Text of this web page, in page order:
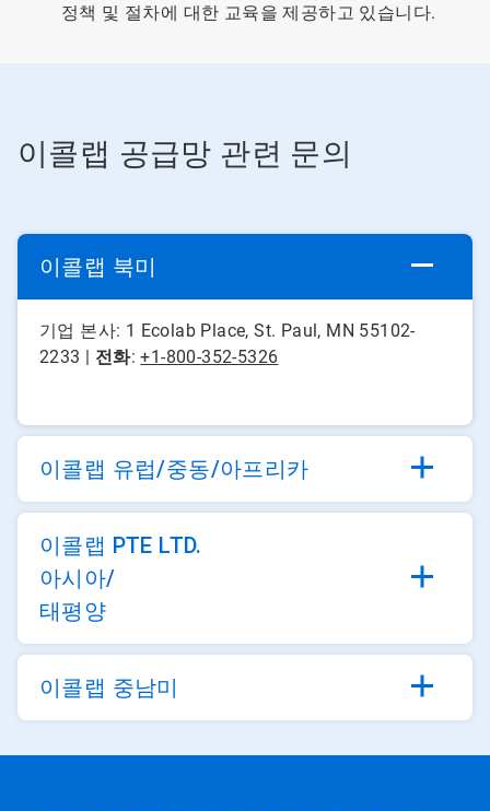
정책 및 절차에 대한 교육을 제공하고 있습니다.
이콜랩 공급망 관련 문의
이콜랩 북미
기업 본사: 1 Ecolab Place, St. Paul, MN 55102-
2233 | 전화:+1-800-352-5326
이콜랩 유럽/중동/아프리카
이콜랩 PTE LTD.
아시아/
태평양
이콜랩 중남미